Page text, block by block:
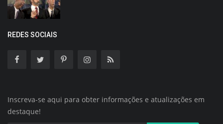
REDES SOCIAIS
Inscreva-se aqui para obter informações e atualizações em
destaque!